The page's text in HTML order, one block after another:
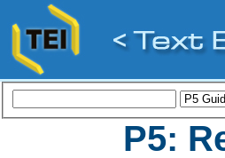
P5: